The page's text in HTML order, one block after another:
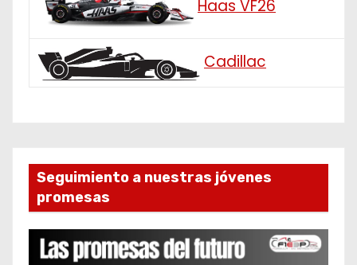
Haas VF26
Cadillac
Seguimiento a nuestras jóvenes
promesas